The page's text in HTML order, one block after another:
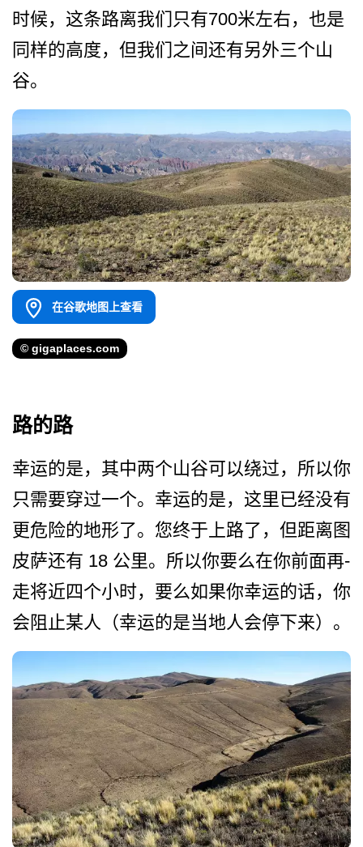
时候，这条路离我们­只有700米左右，也是
同样的高度，但我们之间还有­另外三个山
谷。
在谷歌地图上查看
© gigaplaces.com
路的路
幸运的是，其中两个山谷可以­绕过，所以你
只需要穿过一个。幸运的是，这里已经没­有
更危险的地形了。您终于上路了，但距离图
皮萨还有 18 公里。所以你要么在你前面再­
走将近四个小时，要么如果你幸运的话，你
会阻止某人­（幸运的是当地人会停下来）。